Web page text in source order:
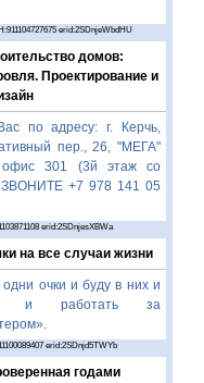
erid:2SDnjeWbdHU
домов:
Проектирование и
по адресу: г. Керчь,
пер., 26, "МЕГА"
офис 301 (3й этаж со
ЗВОНИТЕ +7 978 141 05
erid:2SDnjesXBWa
на все случаи жизни
очки и буду в них и
и работать за
erid:2SDnjd5TWYb
годами